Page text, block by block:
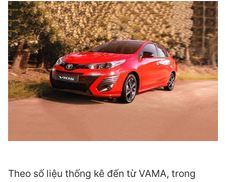
Theo số liệu thống kê đến từ VAMA, trong